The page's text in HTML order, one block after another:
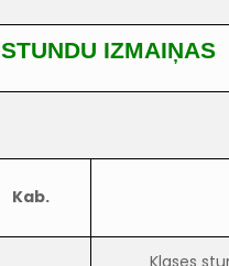
STUNDU IZMAIŅAS
Kab.
Klases